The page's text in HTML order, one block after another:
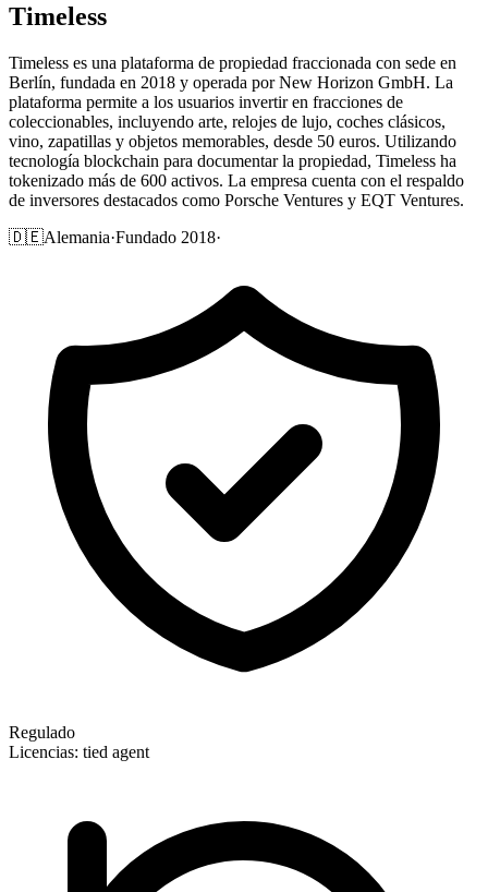
Timeless
Timeless es una plataforma de propiedad fraccionada con sede en
Berlín, fundada en 2018 y operada por New Horizon GmbH. La
plataforma permite a los usuarios invertir en fracciones de
coleccionables, incluyendo arte, relojes de lujo, coches clásicos,
vino, zapatillas y objetos memorables, desde 50 euros. Utilizando
tecnología blockchain para documentar la propiedad, Timeless ha
tokenizado más de 600 activos. La empresa cuenta con el respaldo
de inversores destacados como Porsche Ventures y EQT Ventures.
🇩🇪Alemania·Fundado 2018·
Regulado
Licencias: tied agent